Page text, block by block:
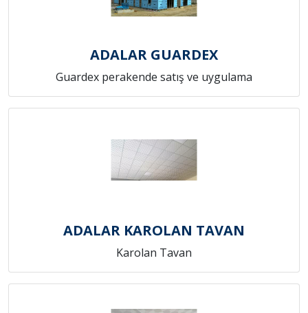
ADALAR GUARDEX
Guardex perakende satış ve uygulama
ADALAR KAROLAN TAVAN
Karolan Tavan